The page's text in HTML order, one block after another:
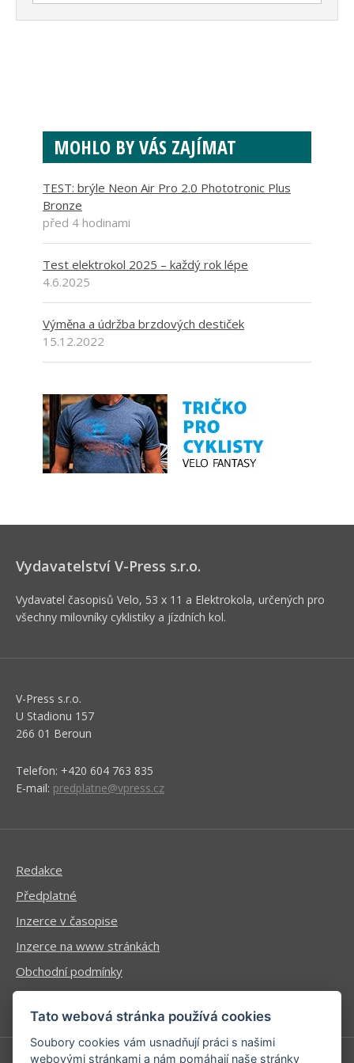
MOHLO BY VÁS ZAJÍMAT
TEST: brýle Neon Air Pro 2.0 Phototronic Plus
Bronze
před 4 hodinami
Test elektrokol 2025 – každý rok lépe
4.6.2025
Výměna a údržba brzdových destiček
15.12.2022
Vydavatelství V-Press s.r.o.
Vydavatel časopisů Velo, 53 x 11 a Elektrokola, určených pro
všechny milovníky cyklistiky a jízdních kol.
V-Press s.r.o.
U Stadionu 157
266 01 Beroun
Telefon: +420 604 763 835
E-mail: predplatne@vpress.cz
Redakce
Předplatné
Inzerce v časopise
Inzerce na www stránkách
Obchodní podmínky
Ochrana osobních údajů
Tato webová stránka používá cookies
Soubory cookies vám usnadňují práci s našimi
webovými stránkami a nám pomáhají naše stránky